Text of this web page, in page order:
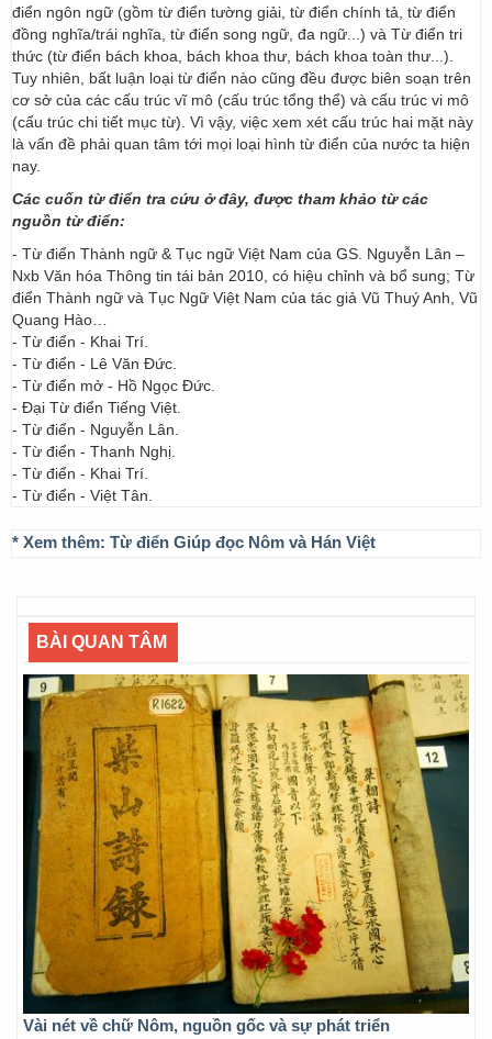
điển ngôn ngữ (gồm từ điển tường giải, từ điển chính tả, từ điển
đồng nghĩa/trái nghĩa, từ điển song ngữ, đa ngữ...) và Từ điển tri
thức (từ điển bách khoa, bách khoa thư, bách khoa toàn thư...).
Tuy nhiên, bất luận loại từ điển nào cũng đều được biên soạn trên
cơ sở của các cấu trúc vĩ mô (cấu trúc tổng thể) và cấu trúc vi mô
(cấu trúc chi tiết mục từ). Vì vậy, việc xem xét cấu trúc hai mặt này
là vấn đề phải quan tâm tới mọi loại hình từ điển của nước ta hiện
nay.
Các cuốn từ điển tra cứu ở đây, được tham khảo từ các
nguồn từ điển:
- Từ điển Thành ngữ & Tục ngữ Việt Nam của GS. Nguyễn Lân –
Nxb Văn hóa Thông tin tái bản 2010, có hiệu chỉnh và bổ sung; Từ
điển Thành ngữ và Tục Ngữ Việt Nam của tác giả Vũ Thuý Anh, Vũ
Quang Hào…
- Từ điển - Khai Trí.
- Từ điển - Lê Văn Đức.
- Từ điển mở - Hồ Ngọc Đức.
- Đại Từ điển Tiếng Việt.
- Từ điển - Nguyễn Lân.
- Từ điển - Thanh Nghị.
- Từ điển - Khai Trí.
- Từ điển - Việt Tân.
* Xem thêm: Từ điển Giúp đọc Nôm và Hán Việt
BÀI QUAN TÂM
Vài nét về chữ Nôm, nguồn gốc và sự phát triển